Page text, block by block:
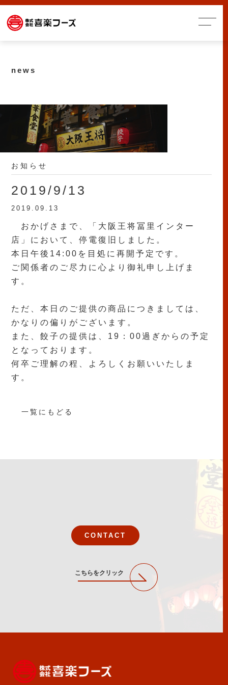
news
お知らせ
2019/9/13
2019.09.13
おかげさまで、「大阪王将冨里インター
店」において、停電復旧しました。
本日午後14:00を目処に再開予定です。
ご関係者のご尽力に心より御礼申し上げま
す。
ただ、本日のご提供の商品につきましては、
かなりの偏りがございます。
また、餃子の提供は、19：00過ぎからの予定
となっております。
何卒ご理解の程、よろしくお願いいたしま
す。
一覧にもどる
CONTACT
こちらをクリック